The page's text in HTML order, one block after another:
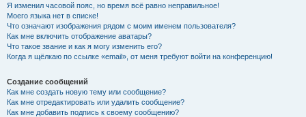
Я изменил часовой пояс, но время всё равно неправильное!
Моего языка нет в списке!
Что означают изображения рядом с моим именем пользователя?
Как мне включить отображение аватары?
Что такое звание и как я могу изменить его?
Когда я щёлкаю по ссылке «email», от меня требуют войти на конференцию!
Создание сообщений
Как мне создать новую тему или сообщение?
Как мне отредактировать или удалить сообщение?
Как мне добавить подпись к своему сообщению?